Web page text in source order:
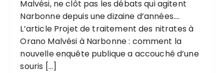
Malvési, ne clôt pas les débats qui agitent
Narbonne depuis une dizaine d’années....
L’article Projet de traitement des nitrates à
Orano Malvési à Narbonne : comment la
nouvelle enquête publique a accouché d’une
souris […]